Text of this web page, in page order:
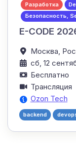
Разработка
Безопасность,
E-CODE
Москва,
сб, 12
Бесплатно
Трансляция
Ozon Tech
backend